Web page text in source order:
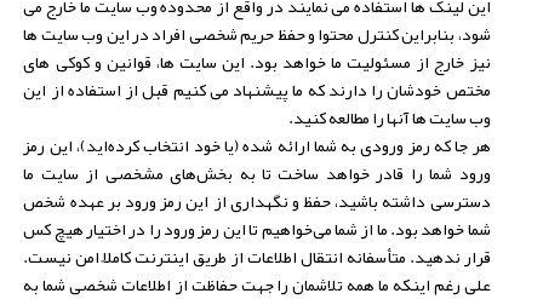
شود، بنابراین کنترل محتوا و حفظ حریم شخصی افراد در این وب سایت ها
نیز خارج از مسئولیت ما خواهد بود. این سایت ها، قوانین و کوکی های
مختص خودشان را دارند که ما پیشنهاد می کنیم قبل از استفاده از این
وب سایت ها آنها را مطالعه کنید.
هر جا که رمز ورودی به شما ارائه شده (یا خود انتخاب کرده‌اید)، این رمز
ورود شما را قادر خواهد ساخت تا به بخش‌های مشخصی از سایت ما
دسترسی داشته باشید، حفظ و نگهداری از این رمز ورود بر عهده شخص
شما خواهد بود. ما از شما می‌خواهیم تا این رمز ورود را در اختیار هیچ کس
قرار ندهید. متأسفانه انتقال اطلاعات از طریق اینترنت کاملاً امن نیست.
علی رغم اینکه ما همه تلاشمان را جهت حفاظت از اطلاعات شخصی شما به